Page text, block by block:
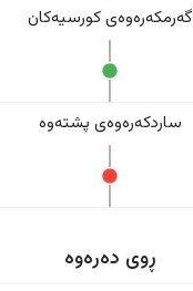
گەرمکەرەوەی کورسیەکان
ساردکەرەوەی پشتەوە
ڕوی دەرەوە